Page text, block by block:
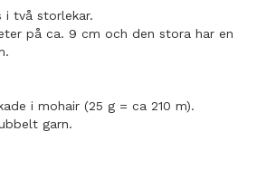
i två storlekar.
på ca. 9 cm och den stora har en
i mohair (25 g = ca 210 m).
garn.